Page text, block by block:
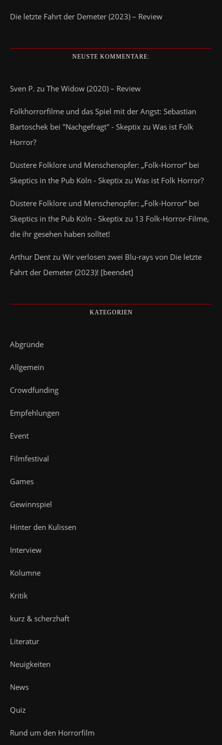
Die letzte Fahrt der Demeter (2023) – Review
NEUSTE KOMMENTARE:
Sven P. zu The Widow (2020) – Review
Folkhorrorfilme und das Spiel mit der Angst: Sebastian
Bartoschek bei "Nachgefragt" - Skeptix zu Was ist Folk
Horror?
Düstere Folklore und Menschenopfer: „Folk-Horror“ bei
Skeptics in the Pub Köln - Skeptix zu Was ist Folk Horror?
Düstere Folklore und Menschenopfer: „Folk-Horror“ bei
Skeptics in the Pub Köln - Skeptix zu 13 Folk-Horror-Filme,
die ihr gesehen haben solltet!
Arthur Dent zu Wir verlosen zwei Blu-rays von Die letzte
Fahrt der Demeter (2023)! [beendet]
KATEGORIEN
Abgründe
Allgemein
Crowdfunding
Empfehlungen
Event
Filmfestival
Games
Gewinnspiel
Hinter den Kulissen
Interview
Kolumne
Kritik
kurz & scherzhaft
Literatur
Neuigkeiten
News
Quiz
Rund um den Horrorfilm